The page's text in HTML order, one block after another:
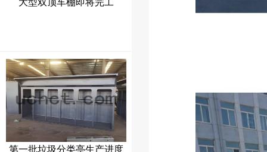
第一批垃圾分类亭生产进度